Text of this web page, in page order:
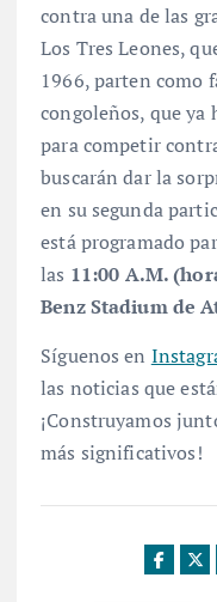
contra una de las
Los Tres Leones,
1966, parten como
congoleños, que ya
para competir
buscarán dar la
en su segunda
está programado
las 11:00 A.M.
Benz Stadium de
Síguenos en
las noticias que
¡Construyamos
más significativos!